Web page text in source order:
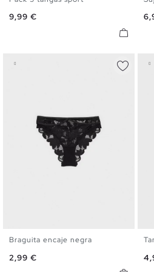
S M
Precio
9,99 €
L
Braguita encaje negra
Precio
2,99 €